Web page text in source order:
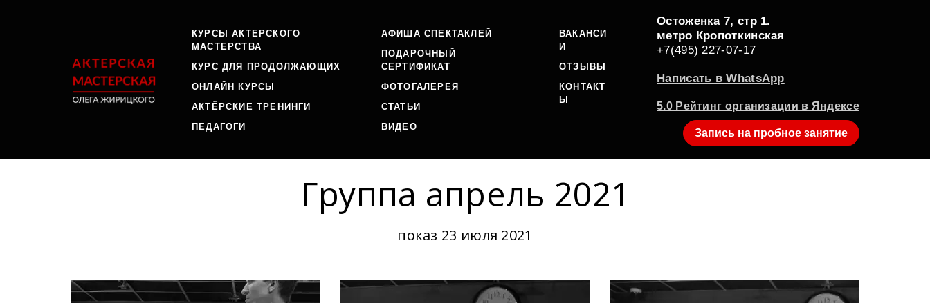
КУРСЫ АКТЕРСКОГО
МАСТЕРСТВА
КУРС ДЛЯ ПРОДОЛЖАЮЩИХ
ОНЛАЙН КУРСЫ
АКТЁРСКИЕ ТРЕНИНГИ
ПЕДАГОГИ
АФИША СПЕКТАКЛЕЙ
ПОДАРОЧНЫЙ
СЕРТИФИКАТ
ФОТОГАЛЕРЕЯ
СТАТЬИ
ВИДЕО
ВАКАНСИ
И
ОТЗЫВЫ
КОНТАКТ
Ы
Остоженка 7, стр 1.
метро Кропоткинская
+7(495) 227-07-17
Написать в WhatsApp
5.0 Рейтинг организации в Яндексе
Запись на пробное занятие
Группа апрель 2021
показ 23 июля 2021